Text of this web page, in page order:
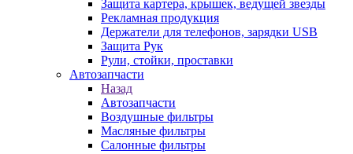
Защита картера, крышек, ведущей звезды
Рекламная продукция
Держатели для телефонов, зарядки USB
Защита Рук
Рули, стойки, проставки
Автозапчасти
Назад
Автозапчасти
Воздушные фильтры
Масляные фильтры
Салонные фильтры